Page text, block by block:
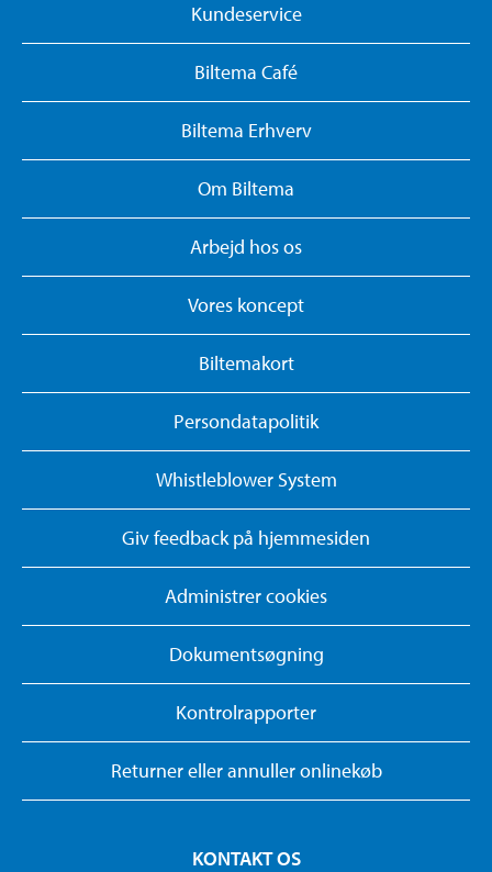
Kundeservice
Biltema Café
Biltema Erhverv
Om Biltema
Arbejd hos os
Vores koncept
Biltemakort
Persondatapolitik
Whistleblower System
Giv feedback på hjemmesiden
Administrer cookies
Dokumentsøgning
Kontrolrapporter
Returner eller annuller onlinekøb
KONTAKT OS